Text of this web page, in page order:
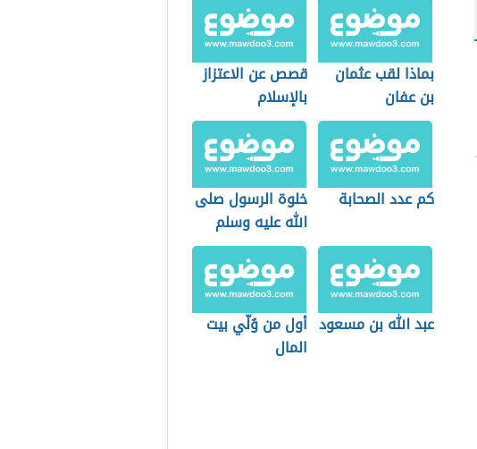
بماذا لقب عثمان
بن عفان
قصص عن الاعتزاز
بالإسلام
كم عدد الصحابة
خلوة الرسول صلى
الله عليه وسلم
في غار حراء
عبد الله بن مسعود أول من وُلّي بيت
المال